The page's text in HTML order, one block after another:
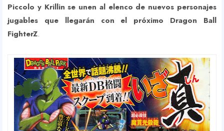
Piccolo y Krillinse unen al elenco de nuevos personajes
jugables que llegarán con el próximo Dragon Ball
FighterZ.